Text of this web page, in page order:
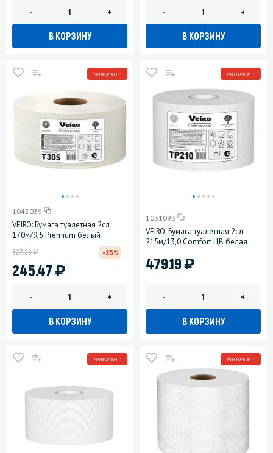
- +
В КОРЗИНУ
- +
В КОРЗИНУ
МИНПРОМТОРГ *
1042039
VEIRO: Бумага туалетная 2сл
170м/9,5 Premium белый
245.47)
327.29у -25%
- +
В КОРЗИНУ
МИНПРОМТОРГ *
1031093
VEIRO: Бумага туалетная 2сл
215м/13,0 Comfort ЦВ белая
479.19)
- +
В КОРЗИНУ
МИНПРОМТОРГ * МИНПРОМТОРГ *